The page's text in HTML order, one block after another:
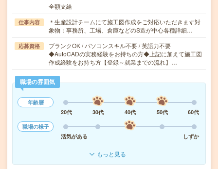
全額支給
仕事内容
＊生産設計チームにて施工図作成をご対応いただきます対
象物：事務所、工場、倉庫などのS造が中心各種詳細…
応募資格
ブランクOK / パソコンスキル不要 / 英語力不要
◆AutoCADの実務経験をお持ちの方◆上記に加えて施工図
作成経験をお持ち方【登録～就業までの流れ】…
職場の雰囲気
年齢層
20代
30代 40代 50代
60代
職場の様子
活気がある
しずか
もっと見る